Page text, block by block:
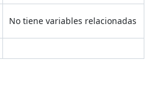
No tiene variables relacionadas